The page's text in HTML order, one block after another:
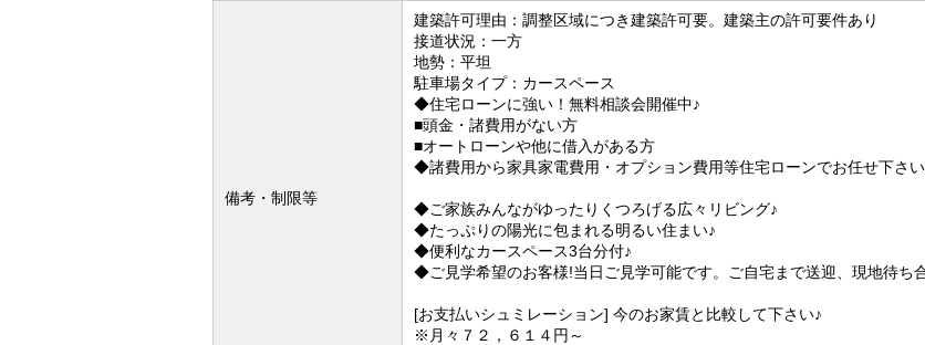
備考・制限等
建築許可理由：調整区域につき建築許可要。建築主の許可要件あり
接道状況：一方
地勢：平坦
駐車場タイプ：カースペース
◆住宅ローンに強い！無料相談会開催中♪
■頭金・諸費用がない方
■オートローンや他に借入がある方
◆諸費用から家具家電費用・オプション費用等住宅ローンでお任せ下さ
◆ご家族みんながゆったりくつろげる広々リビング♪
◆たっぷりの陽光に包まれる明るい住まい♪
◆便利なカースペース3台分付♪
◆ご見学希望のお客様!当日ご見学可能です。ご自宅まで送迎、現地待ち
[お支払いシュミレーション] 今のお家賃と比較して下さい♪
※月々７２，６１４円～